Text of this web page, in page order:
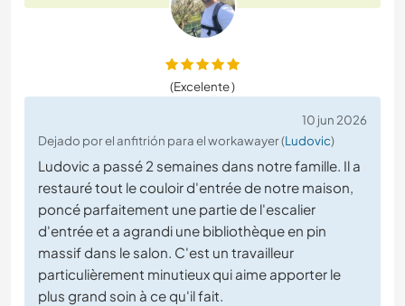
(Excelente )
10 jun 2026
Dejado por el anfitrión para el workawayer (Ludovic)
Ludovic a passé 2 semaines dans notre famille. Il a
restauré tout le couloir d'entrée de notre maison,
poncé parfaitement une partie de l'escalier
d'entrée et a agrandi une bibliothèque en pin
massif dans le salon. C'est un travailleur
particulièrement minutieux qui aime apporter le
plus grand soin à ce qu'il fait.